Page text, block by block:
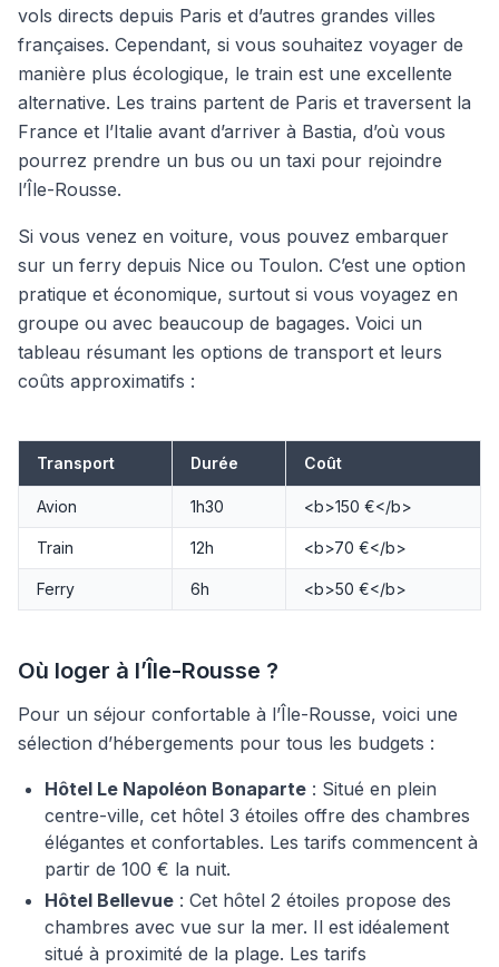
vols directs depuis Paris et d’autres grandes villes
françaises. Cependant, si vous souhaitez voyager de
manière plus écologique, le train est une excellente
alternative. Les trains partent de Paris et traversent la
France et l’Italie avant d’arriver à Bastia, d’où vous
pourrez prendre un bus ou un taxi pour rejoindre
l’Île-Rousse.
Si vous venez en voiture, vous pouvez embarquer
sur un ferry depuis Nice ou Toulon. C’est une option
pratique et économique, surtout si vous voyagez en
groupe ou avec beaucoup de bagages. Voici un
tableau résumant les options de transport et leurs
coûts approximatifs :
Transport Durée Coût
Avion 1h30 <b>150 €</b>
Train 12h <b>70 €</b>
Ferry 6h <b>50 €</b>
Où loger à l’Île-Rousse ?
Pour un séjour confortable à l’Île-Rousse, voici une
sélection d’hébergements pour tous les budgets :
Hôtel Le Napoléon Bonaparte : Situé en plein
centre-ville, cet hôtel 3 étoiles offre des chambres
élégantes et confortables. Les tarifs commencent à
partir de 100 € la nuit.
Hôtel Bellevue : Cet hôtel 2 étoiles propose des
chambres avec vue sur la mer. Il est idéalement
situé à proximité de la plage. Les tarifs